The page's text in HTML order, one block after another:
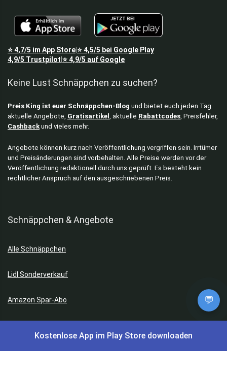
⭐4,7/5 im App Store⭐4,5/5 bei Google Play
4,9/5 Trustpilot ⭐4,9/5 auf Google
Keine Lust Schnäppchen zu suchen?
Preis King ist euer Schnäppchen-Blog und bietet euch jeden Tag
aktuelle Angebote, Gratisartikel , aktuelle Rabattcodes , Preisfehler,
Cashback und vieles mehr.
Angebote können kurz nach Veröffentlichung vergriffen sein. Irrtümer
und Preisänderungen sind vorbehalten. Alle Preise werden vor der
Veröffentlichung redaktionell durch uns geprüft. Es besteht kein
rechtlicher Anspruch auf den ausgeschriebenen Preis.
Schnäppchen & Angebote
Alle Schnäppchen
Lidl Sonderverkauf
Amazon Spar-Abo
AOK Gratisgeschenke
💬
Kostenlose App im Play Store downloaden